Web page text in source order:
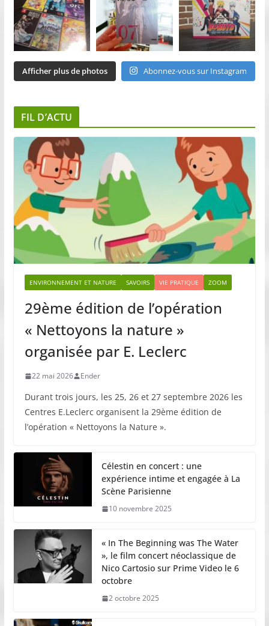
Afficher plus de photos Abonnez-vous sur Instagram
FIL D’ACTU
ENVIRONNEMENT ET NATURE SAVOIRS VIE PRATIQUE ZOOM
29ème édition de l’opération
« Nettoyons la nature »
organisée par E. Leclerc
22 mai 2026 Ender
Durant trois jours, les 25, 26 et 27 septembre 2026 les
Centres E.Leclerc organisent la 29ème édition de
l’opération « Nettoyons la Nature ».
Célestin en concert : une
expérience intime et engagée à La
Scène Parisienne
10 novembre 2025
« In The Beginning was The Water
», le film concert néoclassique de
Nico Cartosio sur Prime Video le 6
octobre
2 octobre 2025